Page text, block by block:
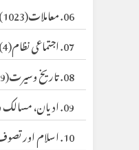
06. معاملات
(1023)
07. اجتماعی نظام
(4)
08. تاریخ وسیرت
(1939)
09. ادیان، مسالک وفرق
10. اسلام اور تصوف